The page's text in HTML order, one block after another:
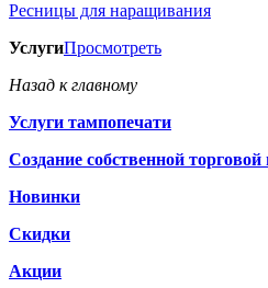
Ресницы для наращивания
УслугиПросмотреть
Назад к главному
Услуги тампопечати
Создание собственной
Новинки
Скидки
Акции